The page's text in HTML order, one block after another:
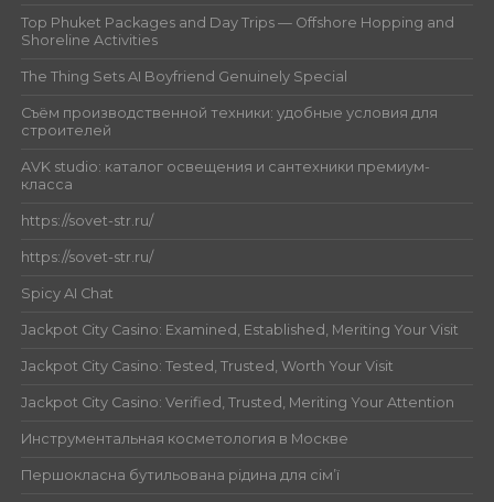
Top Phuket Packages and Day Trips — Offshore Hopping and
Shoreline Activities
The Thing Sets AI Boyfriend Genuinely Special
Съём производственной техники: удобные условия для
строителей
AVK studio: каталог освещения и сантехники премиум-
класса
https://sovet-str.ru/
https://sovet-str.ru/
Spicy AI Chat
Jackpot City Casino: Examined, Established, Meriting Your Visit
Jackpot City Casino: Tested, Trusted, Worth Your Visit
Jackpot City Casino: Verified, Trusted, Meriting Your Attention
Инструментальная косметология в Москве
Першокласна бутильована рідина для сім’ї